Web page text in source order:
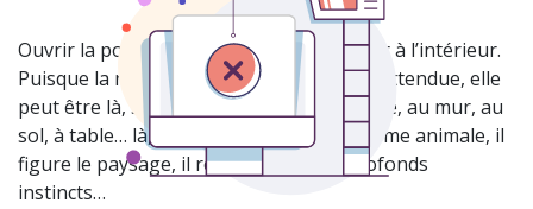
Ouvrir la porte et laisser l’extérieur surgir à l’intérieur.
Puisque la nature s’invite là où elle est inattendue, elle
peut être là, suspendue, perchée, déposée, au mur, au
sol, à table… là, juste à côté de soi. Il a forme animale, il
figure le paysage, il réveille nos plus profonds
instincts…